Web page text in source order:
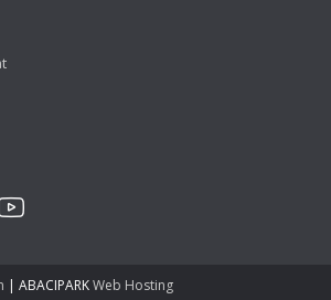
| ABACIPARKWeb Hosting